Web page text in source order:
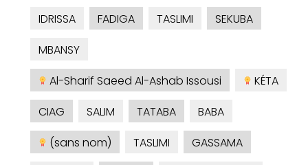
IDRISSA
FADIGA TASLIMI
SEKUBA
MBANSY
Al-Sharif Saeed Al-Ashab Issousi
KÉTA
CIAG
SALIM TATABA
BABA
(sans nom)
TASLIMI
GASSAMA